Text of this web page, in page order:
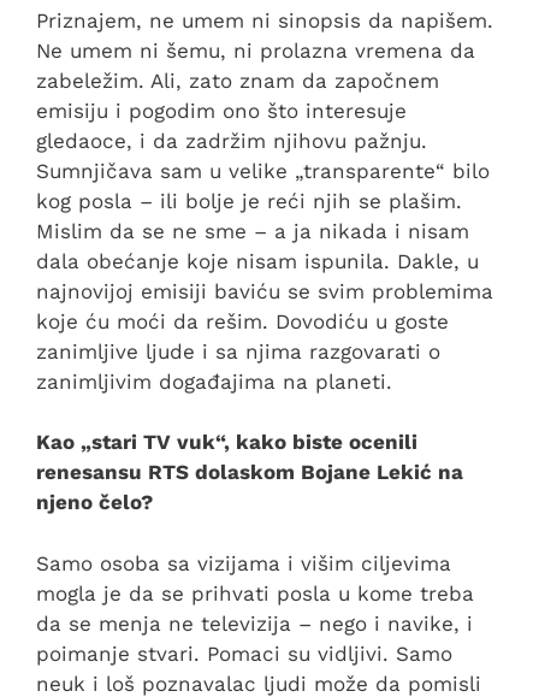
Priznajem, ne umem ni sinopsis da napišem.
Ne umem ni šemu, ni prolazna vremena da
zabeležim. Ali, zato znam da započnem
emisiju i pogodim ono što interesuje
gledaoce, i da zadržim njihovu pažnju.
Sumnjičava sam u velike „transparente“ bilo
kog posla – ili bolje je reći njih se plašim.
Mislim da se ne sme – a ja nikada i nisam
dala obećanje koje nisam ispunila. Dakle, u
najnovijoj emisiji baviću se svim problemima
koje ću moći da rešim. Dovodiću u goste
zanimljive ljude i sa njima razgovarati o
zanimljivim događajima na planeti.
Kao „stari TV vuk“, kako biste ocenili
renesansu RTS dolaskom Bojane Lekić na
njeno čelo?
Samo osoba sa vizijama i višim ciljevima
mogla je da se prihvati posla u kome treba
da se menja ne televizija – nego i navike, i
poimanje stvari. Pomaci su vidljivi. Samo
neuk i loš poznavalac ljudi može da pomisli